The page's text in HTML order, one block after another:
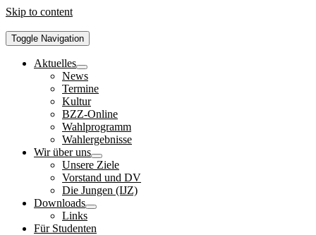
Skip to content
Toggle Navigation
Aktuelles
News
Termine
Kultur
BZZ-Online
Wahlprogramm
Wahlergebnisse
Wir über uns
Unsere Ziele
Vorstand und DV
Die Jungen (IJZ)
Downloads
Links
Für Studenten